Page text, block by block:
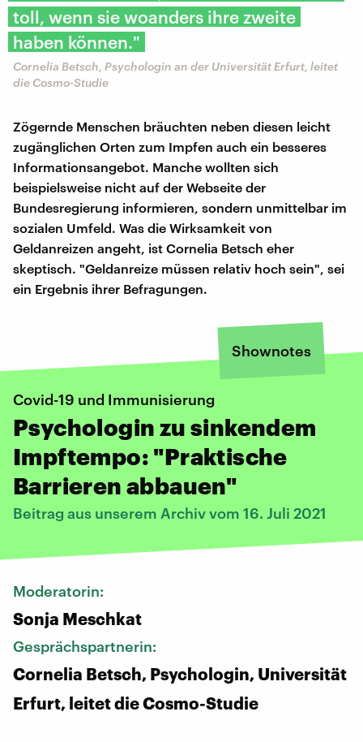
toll, wenn sie woanders ihre zweite
haben können."
Cornelia Betsch, Psychologin an der Universität Erfurt, leitet
die Cosmo-Studie
Zögernde Menschen bräuchten neben diesen leicht
zugänglichen Orten zum Impfen auch ein besseres
Informationsangebot. Manche wollten sich
beispielsweise nicht auf der Webseite der
Bundesregierung informieren, sondern unmittelbar im
sozialen Umfeld. Was die Wirksamkeit von
Geldanreizen angeht, ist Cornelia Betsch eher
skeptisch. "Geldanreize müssen relativ hoch sein", sei
ein Ergebnis ihrer Befragungen.
Shownotes
Covid-19 und Immunisierung
Psychologin zu sinkendem
Impftempo: "Praktische
Barrieren abbauen"
Beitrag aus unserem Archiv vom 16. Juli 2021
Moderatorin:
Sonja Meschkat
Gesprächspartnerin:
Cornelia Betsch, Psychologin, Universität
Erfurt, leitet die Cosmo-Studie